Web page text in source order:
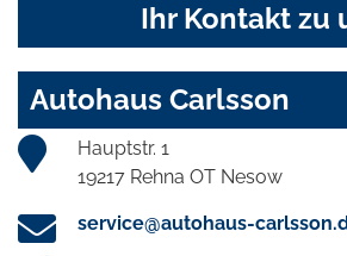
Ihr Kontakt zu
Autohaus Carlsson
Hauptstr. 1
19217 Rehna OT Nesow
service@autohaus-